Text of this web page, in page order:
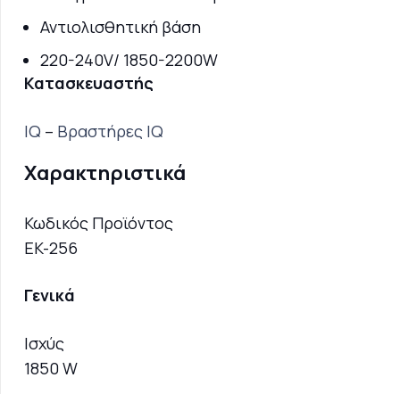
Αντιολισθητική βάση
220-240V/ 1850-2200W
Κατασκευαστής
IQ – Βραστήρες IQ
Χαρακτηριστικά
Κωδικός Προϊόντος
EK-256
Γενικά
Ισχύς
1850 W